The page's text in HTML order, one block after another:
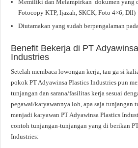
Memiliki dan Melampirkan dokumen yang
Fotocopy KTP, Ijazah, SKCK, Foto 4×6, Dll)
Diutamakan yang sudah berpengalaman
Benefit Bekerja di PT
Industries
Setelah membaca lowongan kerja, tau ga si
pokok PT Adyawinsa Plastics Industries pun
tunjangan dan sarana/fasilitas kerja sesuai
pegawai/karyawannya loh, apa saja tunjangan
menjadi karyawan PT Adyawinsa Plastics
contoh tunjangan-tunjangan yang di berikan
Industries: